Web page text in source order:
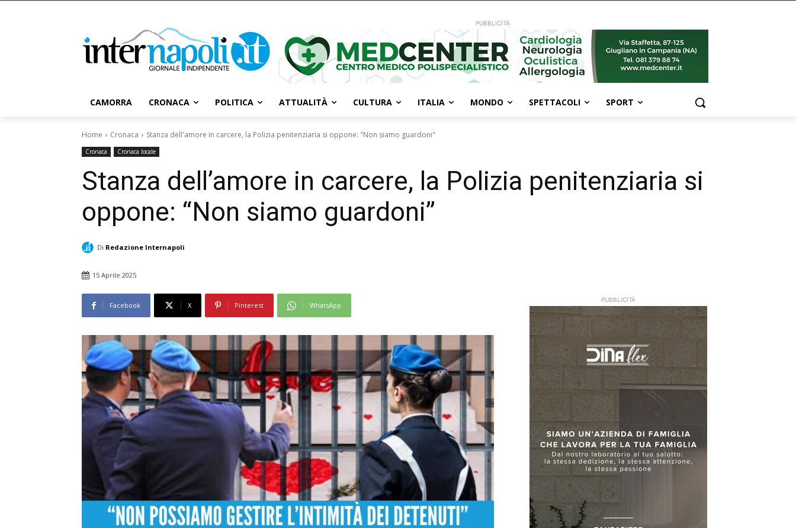
PUBBLICITÀ
CAMORRA CRONACA POLITICA ATTUALITÀ CULTURA ITALIA MONDO SPETTACOLI SPORT
Home Cronaca Stanza dell'amore in carcere, la Polizia penitenziaria si oppone: "Non siamo guardoni"
Cronaca Cronaca locale
Stanza dell’amore in carcere, la Polizia penitenziaria si
oppone: “Non siamo guardoni”
Di Redazione Internapoli
15 Aprile 2025
Facebook X Pinterest WhatsApp
PUBBLICITÀ